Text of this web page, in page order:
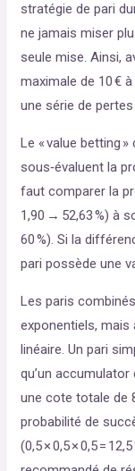
stratégie de pari
ne jamais miser
seule mise. Ainsi,
maximale de 10 €
une série de
Le « value betting
sous‑évaluent la
faut comparer la
1,90 → 52,63 %) à
60 %). Si la
pari possède une
Les paris
exponentiels,
linéaire. Un pari
qu’un
une cote totale de
probabilité de
(0,5 × 0,5 × 0,5 =